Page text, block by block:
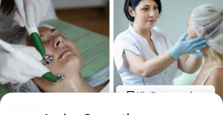
Alle Fotos anzeigen